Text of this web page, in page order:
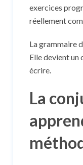
exercices
réellement
La grammaire
Elle devient un
écrire.
La